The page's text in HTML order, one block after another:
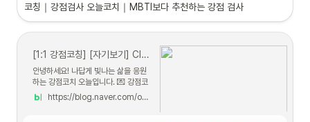
코칭｜강점검사 오늘코치｜MBTI보다 추천하는 강점 검사
[1:1 강점코칭] [자기보기] CliftonStrengths 강점 코칭 후기
안녕하세요! 나답게 빛나는 삶을 응원
하는 강점코치 오늘입니다. 💌 강점코
칭 후기 💌 👇 클릭하면 ...
https://blog.naver.com/ohnldo/223196616258